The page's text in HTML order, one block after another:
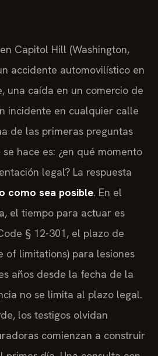
Capitol Hill (Washington,
accidente automovilístico en
una caída en un comercio de
incidente en cualquier calle
de las primeras preguntas
hace es: ¿en qué momento
legal? La respuesta
como sea posible. En el
el tiempo para actuar es
§ 12-301, el plazo de
of limitations) para lesiones
años desde la fecha de la
no se limita al plazo legal.
los testigos olvidan
comienzan a construir